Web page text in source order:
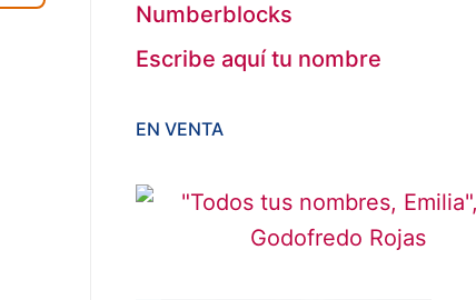
Numberblocks
Escribe aquí tu nombre
EN VENTA